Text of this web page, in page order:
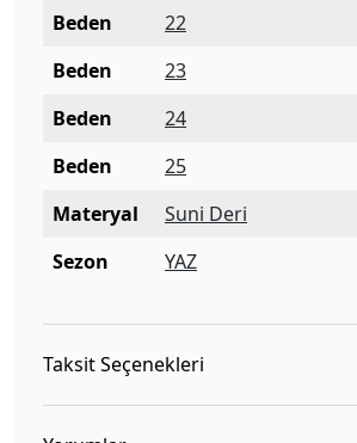
Beden
22
Beden
23
Beden
24
Beden
25
Materyal
Suni Deri
Sezon
YAZ
Taksit Seçenekleri